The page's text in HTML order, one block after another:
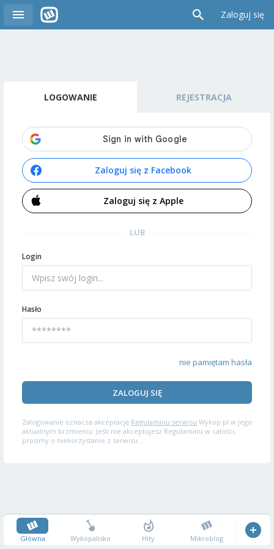
Zaloguj się
LOGOWANIE REJESTRACJA
Zaloguj się z Facebook
Zaloguj się z Apple
LUB
Login
Hasło
nie pamiętam hasła
ZALOGUJ SIĘ
Zalogowanie oznacza akceptację Regulaminu serwisu Wykop.pl w jego
aktualnym brzmieniu. Jeśli nie akceptujesz Regulaminu w całości,
prosimy o niekorzystanie z serwisu.
Główna Wykopalisko Hity Mikroblog